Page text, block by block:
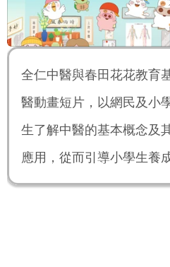
全仁中醫與春田花花教育
醫動畫短片，以網民及小
生了解中醫的基本概念及
應用，從而引導小學生養